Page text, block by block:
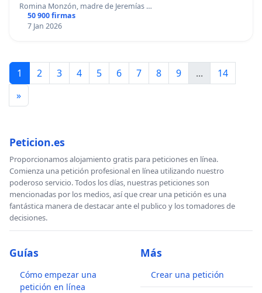
Romina Monzón, madre de Jeremías …
50 900 firmas
7 Jan 2026
1 2 3 4 5 6 7 8 9 ...
14
»
Peticion.es
Proporcionamos alojamiento gratis para peticiones en línea.
Comienza una petición profesional en línea utilizando nuestro
poderoso servicio. Todos los días, nuestras peticiones son
mencionadas por los medios, así que crear una petición es una
fantástica manera de destacar ante el publico y los tomadores de
decisiones.
Guías
Cómo empezar una
petición en línea
Más
Crear una petición